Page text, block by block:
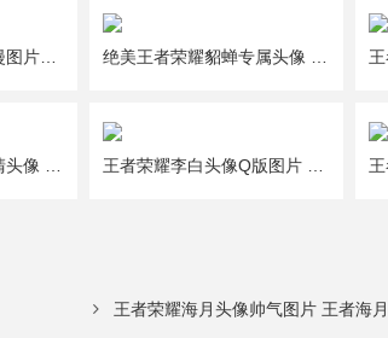
王者荣耀海月头像帅气图片 王者海